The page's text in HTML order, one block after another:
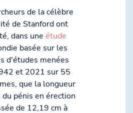
de la célèbre
de Stanford ont
dans une étude
basée sur les
d'études menées
et 2021 sur 55
que la longueur
du pénis en érection
de 12,19 cm à